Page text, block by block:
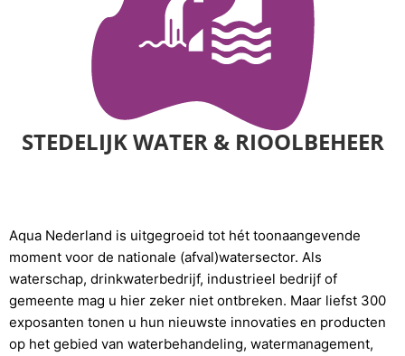
STEDELIJK WATER & RIOOLBEHEER
Aqua Nederland is uitgegroeid tot hét toonaangevende
moment voor de nationale (afval)watersector. Als
waterschap, drinkwaterbedrijf, industrieel bedrijf of
gemeente mag u hier zeker niet ontbreken. Maar liefst 300
exposanten tonen u hun nieuwste innovaties en producten
op het gebied van waterbehandeling, watermanagement,